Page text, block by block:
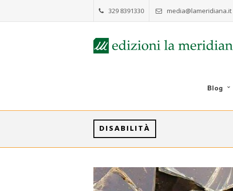
329 8391330 media@lameridiana.it
Blog
DISABILITÀ